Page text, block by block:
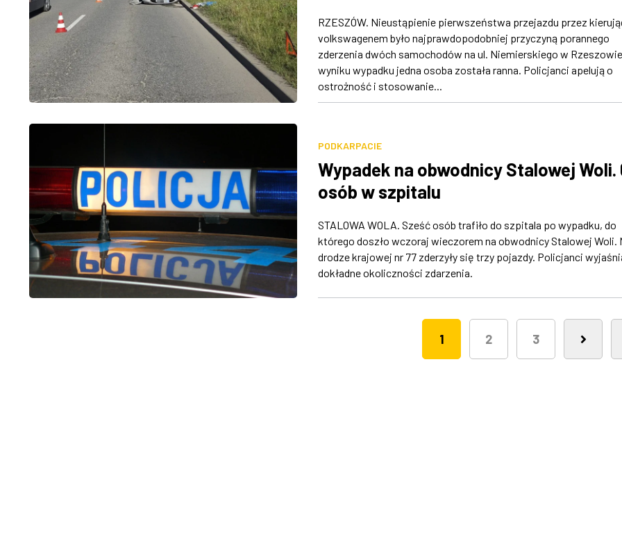
RZESZÓW. Nieustąpienie pierwszeństwa przejazdu przez
volkswagenem było najprawdopodobniej przyczyną porannego
zderzenia dwóch samochodów na ul. Niemierskiego w
wyniku wypadku jedna osoba została ranna. Policjanci apelują o
ostrożność i stosowanie...
PODKARPACIE
Wypadek na obwodnicy Stalowej Woli.
osób w szpitalu
STALOWA WOLA. Sześć osób trafiło do szpitala po wypadku, do
którego doszło wczoraj wieczorem na obwodnicy Stalowej Woli.
drodze krajowej nr 77 zderzyły się trzy pojazdy. Policjanci
dokładne okoliczności zdarzenia.
1 2 3